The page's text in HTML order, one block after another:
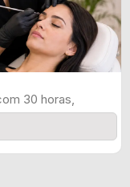
30 horas,